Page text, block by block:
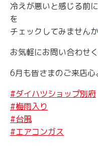
冷えが悪いと感じる前
を
チェックしてみませんか
お気軽にお問い合わせ
6月も皆さまのご来店
#ダイハツショップ別府
#梅雨入り
#台風
#エアコンガス